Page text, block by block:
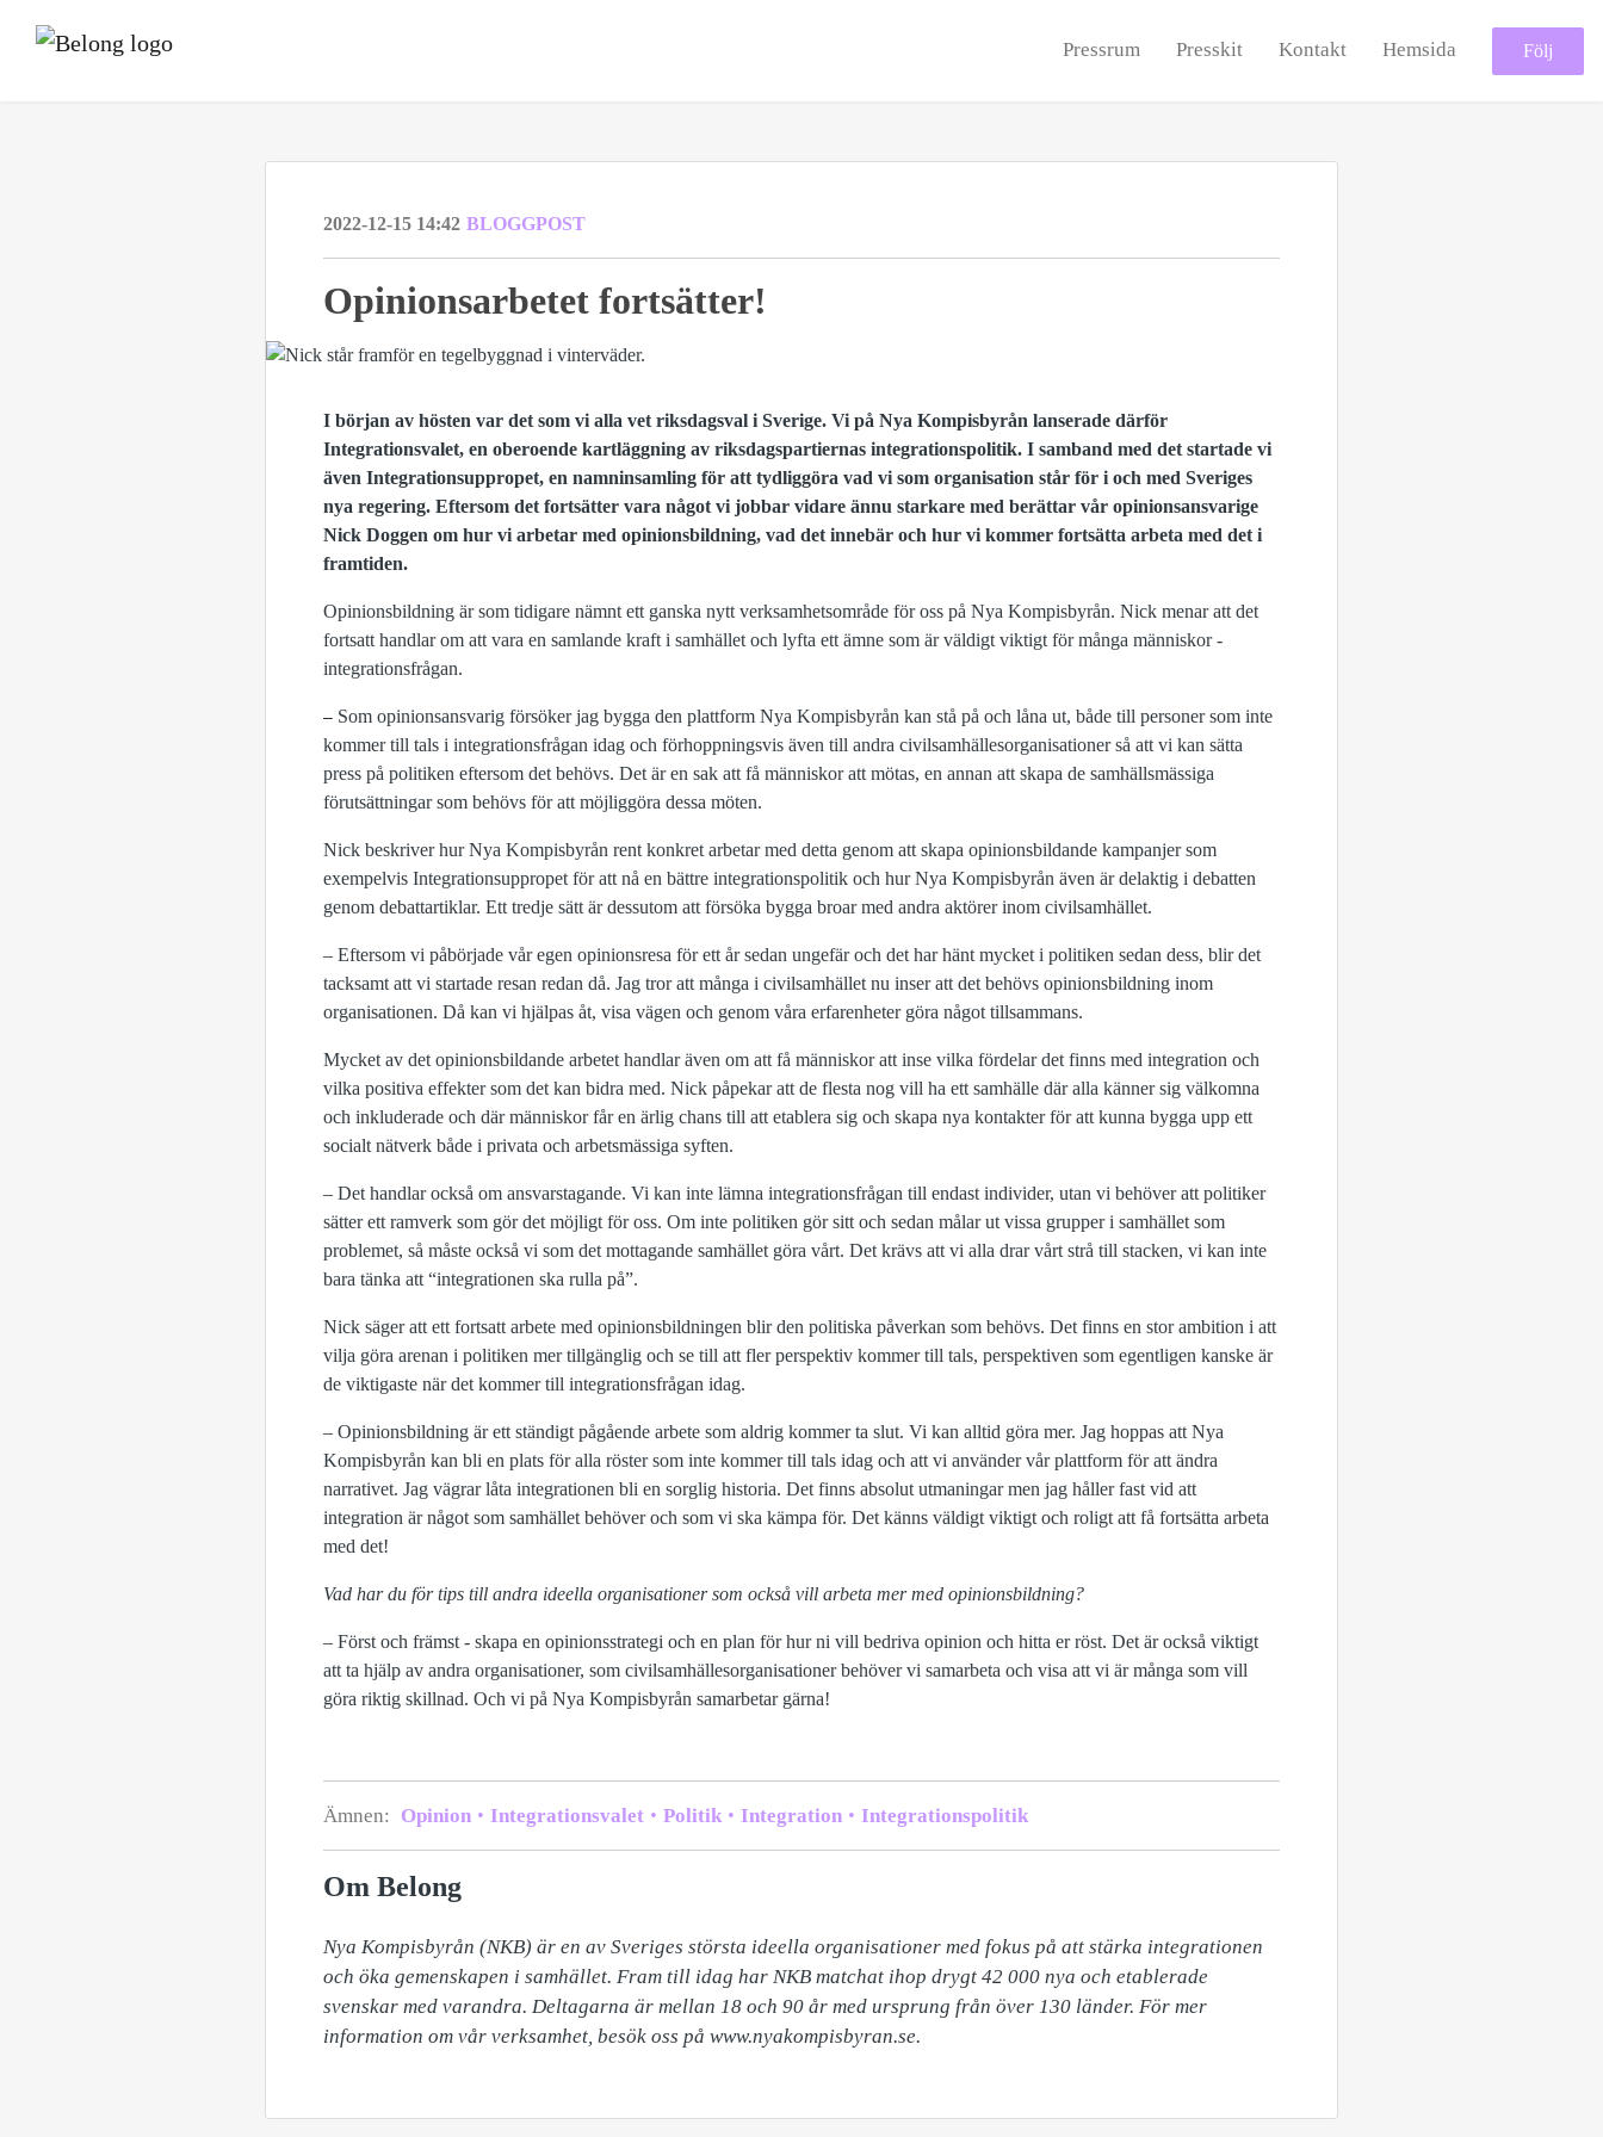
Pressrum Presskit Kontakt Hemsida Följ
2022-12-15 14:42 BLOGGPOST
Opinionsarbetet fortsätter!
I början av hösten var det som vi alla vet riksdagsval i Sverige. Vi på Nya Kompisbyrån lanserade därför
Integrationsvalet, en oberoende kartläggning av riksdagspartiernas integrationspolitik. I samband med det startade vi
även Integrationsuppropet, en namninsamling för att tydliggöra vad vi som organisation står för i och med Sveriges
nya regering. Eftersom det fortsätter vara något vi jobbar vidare ännu starkare med berättar vår opinionsansvarige
Nick Doggen om hur vi arbetar med opinionsbildning, vad det innebär och hur vi kommer fortsätta arbeta med det i
framtiden.
Opinionsbildning är som tidigare nämnt ett ganska nytt verksamhetsområde för oss på Nya Kompisbyrån. Nick menar att det
fortsatt handlar om att vara en samlande kraft i samhället och lyfta ett ämne som är väldigt viktigt för många människor -
integrationsfrågan.
– Som opinionsansvarig försöker jag bygga den plattform Nya Kompisbyrån kan stå på och låna ut, både till personer som inte
kommer till tals i integrationsfrågan idag och förhoppningsvis även till andra civilsamhällesorganisationer så att vi kan sätta
press på politiken eftersom det behövs. Det är en sak att få människor att mötas, en annan att skapa de samhällsmässiga
förutsättningar som behövs för att möjliggöra dessa möten.
Nick beskriver hur Nya Kompisbyrån rent konkret arbetar med detta genom att skapa opinionsbildande kampanjer som
exempelvis Integrationsuppropet för att nå en bättre integrationspolitik och hur Nya Kompisbyrån även är delaktig i debatten
genom debattartiklar. Ett tredje sätt är dessutom att försöka bygga broar med andra aktörer inom civilsamhället.
– Eftersom vi påbörjade vår egen opinionsresa för ett år sedan ungefär och det har hänt mycket i politiken sedan dess, blir det
tacksamt att vi startade resan redan då. Jag tror att många i civilsamhället nu inser att det behövs opinionsbildning inom
organisationen. Då kan vi hjälpas åt, visa vägen och genom våra erfarenheter göra något tillsammans.
Mycket av det opinionsbildande arbetet handlar även om att få människor att inse vilka fördelar det finns med integration och
vilka positiva effekter som det kan bidra med. Nick påpekar att de flesta nog vill ha ett samhälle där alla känner sig välkomna
och inkluderade och där människor får en ärlig chans till att etablera sig och skapa nya kontakter för att kunna bygga upp ett
socialt nätverk både i privata och arbetsmässiga syften.
– Det handlar också om ansvarstagande. Vi kan inte lämna integrationsfrågan till endast individer, utan vi behöver att politiker
sätter ett ramverk som gör det möjligt för oss. Om inte politiken gör sitt och sedan målar ut vissa grupper i samhället som
problemet, så måste också vi som det mottagande samhället göra vårt. Det krävs att vi alla drar vårt strå till stacken, vi kan inte
bara tänka att “integrationen ska rulla på”.
Nick säger att ett fortsatt arbete med opinionsbildningen blir den politiska påverkan som behövs. Det finns en stor ambition i att
vilja göra arenan i politiken mer tillgänglig och se till att fler perspektiv kommer till tals, perspektiven som egentligen kanske är
de viktigaste när det kommer till integrationsfrågan idag.
– Opinionsbildning är ett ständigt pågående arbete som aldrig kommer ta slut. Vi kan alltid göra mer. Jag hoppas att Nya
Kompisbyrån kan bli en plats för alla röster som inte kommer till tals idag och att vi använder vår plattform för att ändra
narrativet. Jag vägrar låta integrationen bli en sorglig historia. Det finns absolut utmaningar men jag håller fast vid att
integration är något som samhället behöver och som vi ska kämpa för. Det känns väldigt viktigt och roligt att få fortsätta arbeta
med det!
Vad har du för tips till andra ideella organisationer som också vill arbeta mer med opinionsbildning?
– Först och främst - skapa en opinionsstrategi och en plan för hur ni vill bedriva opinion och hitta er röst. Det är också viktigt
att ta hjälp av andra organisationer, som civilsamhällesorganisationer behöver vi samarbeta och visa att vi är många som vill
göra riktig skillnad. Och vi på Nya Kompisbyrån samarbetar gärna!
Ämnen: Opinion Integrationsvalet Politik Integration Integrationspolitik
Om Belong
Nya Kompisbyrån (NKB) är en av Sveriges största ideella organisationer med fokus på att stärka integrationen
och öka gemenskapen i samhället. Fram till idag har NKB matchat ihop drygt 42 000 nya och etablerade
svenskar med varandra. Deltagarna är mellan 18 och 90 år med ursprung från över 130 länder. För mer
information om vår verksamhet, besök oss på www.nyakompisbyran.se.